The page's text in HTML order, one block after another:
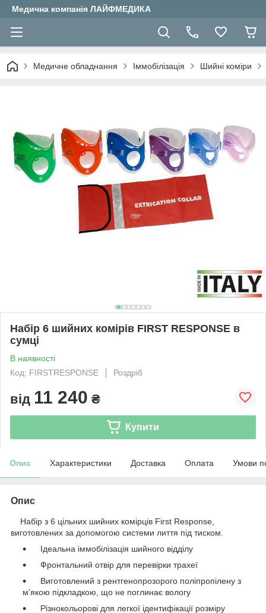
Медична компанія ЛАЙФМЕДИКА
Медичне обладнання Іммобілізація Шийні коміри
Набір 6 шийних комірів FIRST RESPONSE в
сумці
В наявності
Код: FIRSTRESPONSE
Роздріб
від 11 240 ₴
Купити
Опис Характеристики Доставка Оплата Умови
Опис
Набір з 6 цільних шийних комірців First Response,
виготовлених за допомогою системи лиття під тиском.
Ідеальна іммобілізація шийного відділу
Фронтальний отвір для перевірки трахеї
Виготовлений з рентгенопрозорого поліпропілену з
м'якою підкладкою, що не поглинає вологу
Різнокольорові для легкої ідентифікації розміру